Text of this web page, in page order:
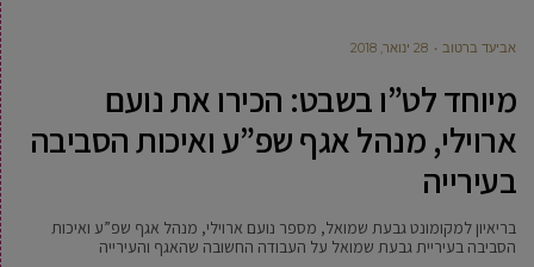
אביעד ברטוב 28 ינואר, 2018
מיוחד לט”ו בשבט: הכירו את נועם
ארוילי, מנהל אגף שפ”ע ואיכות הסביבה
בעירייה
בריאיון למקומונט גבעת שמואל, מספר נועם ארוילי, מנהל אגף שפ”ע ואיכות
הסביבה בעיריית גבעת שמואל על העבודה החשובה שהאגף והעירייה